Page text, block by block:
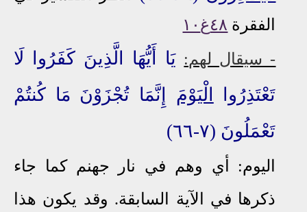
الفقرة ٤٨غ١٠
- سيقال لهم: يَا أَيُّهَا الَّذِينَ كَفَرُوا لَا
تَعْتَذِرُوا
الْيَوْمَ إِنَّمَا تُجْزَوْنَ مَا كُنتُمْ
تَعْمَلُونَ (٧-٦٦)
اليوم: أي وهم في نار جهنم كما جاء
ذكرها في الآية السابقة. وقد يكون هذا